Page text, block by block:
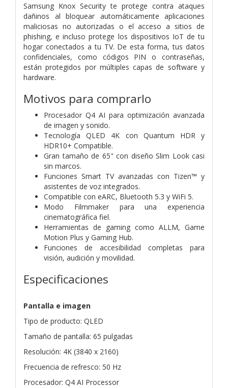
Samsung Knox Security te protege contra ataques
dañinos al bloquear automáticamente aplicaciones
maliciosas no autorizadas o el acceso a sitios de
phishing, e incluso protege los dispositivos IoT de tu
hogar conectados a tu TV. De esta forma, tus datos
confidenciales, como códigos PIN o contraseñas,
están protegidos por múltiples capas de software y
hardware.
Motivos para comprarlo
Procesador Q4 AI para optimización avanzada
de imagen y sonido.
Tecnología QLED 4K con Quantum HDR y
HDR10+ Compatible.
Gran tamaño de 65" con diseño Slim Look casi
sin marcos.
Funciones Smart TV avanzadas con Tizen™ y
asistentes de voz integrados.
Compatible con eARC, Bluetooth 5.3 y WiFi 5.
Modo Filmmaker para una experiencia
cinematográfica fiel.
Herramientas de gaming como ALLM, Game
Motion Plus y Gaming Hub.
Funciones de accesibilidad completas para
visión, audición y movilidad.
Especificaciones
Pantalla e imagen
Tipo de producto: QLED
Tamaño de pantalla: 65 pulgadas
Resolución: 4K (3840 x 2160)
Frecuencia de refresco: 50 Hz
Procesador: Q4 AI Processor